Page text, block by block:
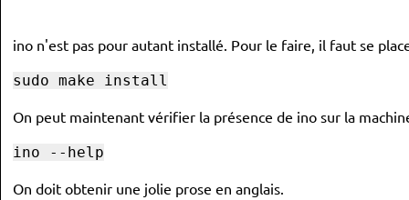
ino n'est pas pour autant installé. Pour le faire, il faut se
sudo make install
On peut maintenant vérifier la présence de ino sur la
ino --help
On doit obtenir une jolie prose en anglais.